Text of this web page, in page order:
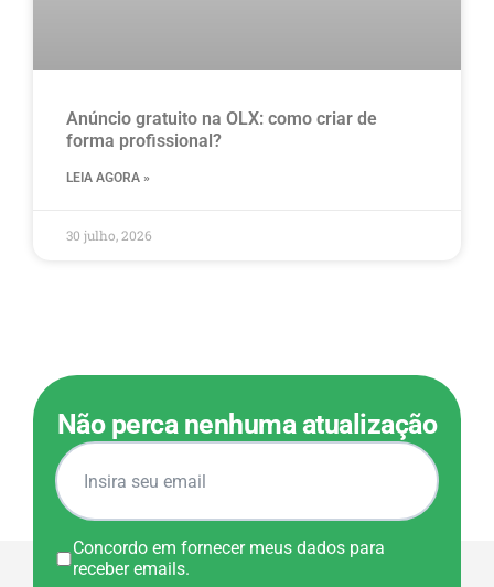
Anúncio gratuito na OLX​: como criar de
forma profissional?
LEIA AGORA »
30 julho, 2026
Não perca nenhuma atualização
Concordo em fornecer meus dados para
receber emails.